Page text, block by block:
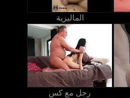
الماليزية
رجل مع كس